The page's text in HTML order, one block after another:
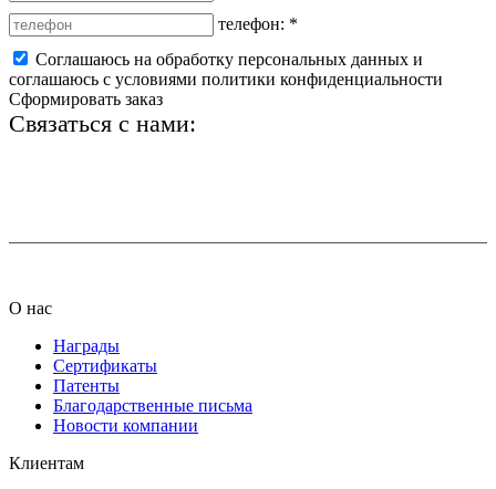
телефон: *
Соглашаюсь на обработку персональных данных и
соглашаюсь с условиями политики конфиденциальности
Сформировать заказ
Связаться с нами:
О нас
Награды
Сертификаты
Патенты
Благодарственные письма
Новости компании
Клиентам